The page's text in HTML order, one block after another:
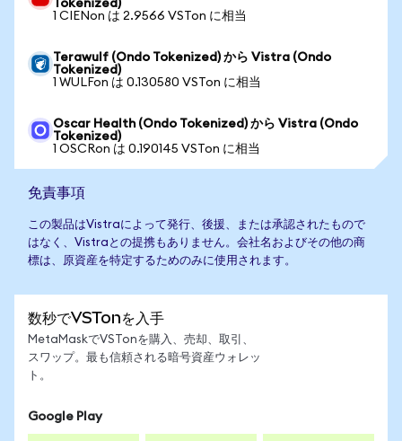
Tokenized)
1 CIENon は 2.9566 VSTon に相当
Terawulf (Ondo Tokenized) から Vistra (Ondo
Tokenized)
1 WULFon は 0.130580 VSTon に相当
Oscar Health (Ondo Tokenized) から Vistra (Ondo
Tokenized)
1 OSCRon は 0.190145 VSTon に相当
免責事項
この製品はVistraによって発行、後援、または承認されたもので
はなく、Vistraとの提携もありません。会社名およびその他の商
標は、原資産を特定するためのみに使用されます。
数秒でVSTonを入手
MetaMaskでVSTonを購入、売却、取引、
スワップ。最も信頼される暗号資産ウォレッ
ト。
Google Play